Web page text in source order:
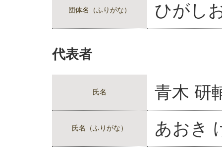
団体名（ふりがな） ひがし
代表者
氏名 青木 研
氏名（ふりがな） あおき